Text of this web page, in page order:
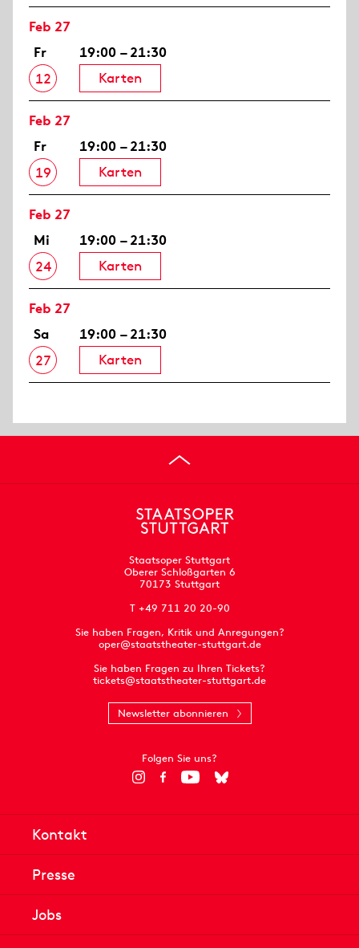
Feb 27
Fr
12
19:00 – 21:30
Karten
Feb 27
Fr
19
19:00 – 21:30
Karten
Feb 27
Mi
24
19:00 – 21:30
Karten
Feb 27
Sa
27
19:00 – 21:30
Karten
Staatsoper Stuttgart
Oberer Schloßgarten 6
70173 Stuttgart
T +49 711 20 20-90
Sie haben Fragen, Kritik und Anregungen?
oper@staatstheater-stuttgart.de
Sie haben Fragen zu Ihren Tickets?
tickets@staatstheater-stuttgart.de
Newsletter abonnieren
Folgen Sie uns?
Kontakt
Presse
Jobs